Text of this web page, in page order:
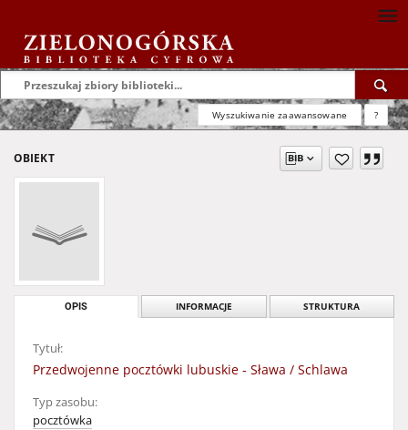
Wyszukiwanie zaawansowane ?
OBIEKT
OPIS INFORMACJE STRUKTURA
Tytuł:
Przedwojenne pocztówki lubuskie - Sława / Schlawa
Typ zasobu:
pocztówka